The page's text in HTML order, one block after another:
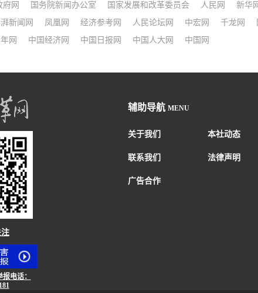
府网 国务院新闻办公室 国家发展和改革委员会 人民网 新华
新闻网 凤凰网 经济参考网 人民论坛网 中宏网 千龙网
网 中国经济网 中国日报网 中国人大网 中国网
电话：
辅助导航 MENU
关于我们 本社动态
联系我们 法律声明
广告合作